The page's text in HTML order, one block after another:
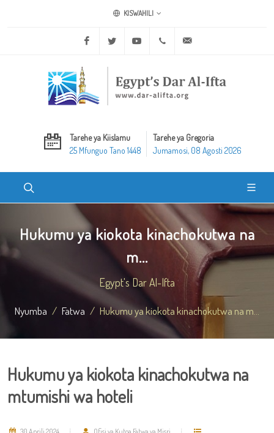
KISWAHILI
Facebook Twitter Youtube +20 2 25970400
Tarehe ya Kiislamu
25 Mfunguo Tano 1448
Tarehe ya Gregoria
Jumamosi, 08 Agosti 2026
Hukumu ya kiokota kinachokutwa na
m...
Egypt's Dar Al-Ifta
Nyumba Fatwa Hukumu ya kiokota kinachokutwa na m...
Hukumu ya kiokota kinachokutwa na
mtumishi wa hoteli